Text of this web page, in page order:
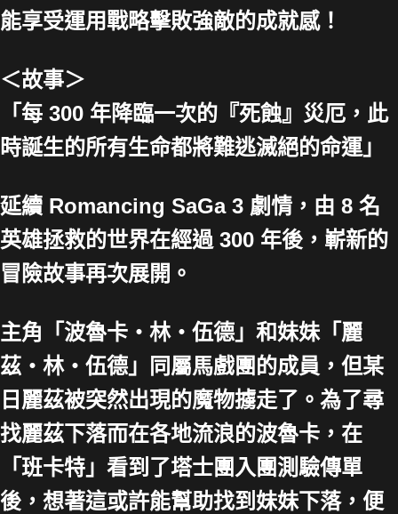
能享受運用戰略擊敗強敵的成就感！
＜故事＞
「每 300 年降臨一次的『死蝕』災厄，此
時誕生的所有生命都將難逃滅絕的命運」
延續 Romancing SaGa 3 劇情，由 8 名
英雄拯救的世界在經過 300 年後，嶄新的
冒險故事再次展開。
主角「波魯卡・林・伍德」和妹妹「麗
茲・林・伍德」同屬馬戲團的成員，但某
日麗茲被突然出現的魔物擄走了。為了尋
找麗茲下落而在各地流浪的波魯卡，在
「班卡特」看到了塔士團入團測驗傳單
後，想著這或許能幫助找到妹妹下落，便